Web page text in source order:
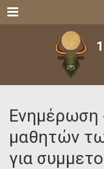
Menu
Ενημέρωση
μαθητών
για